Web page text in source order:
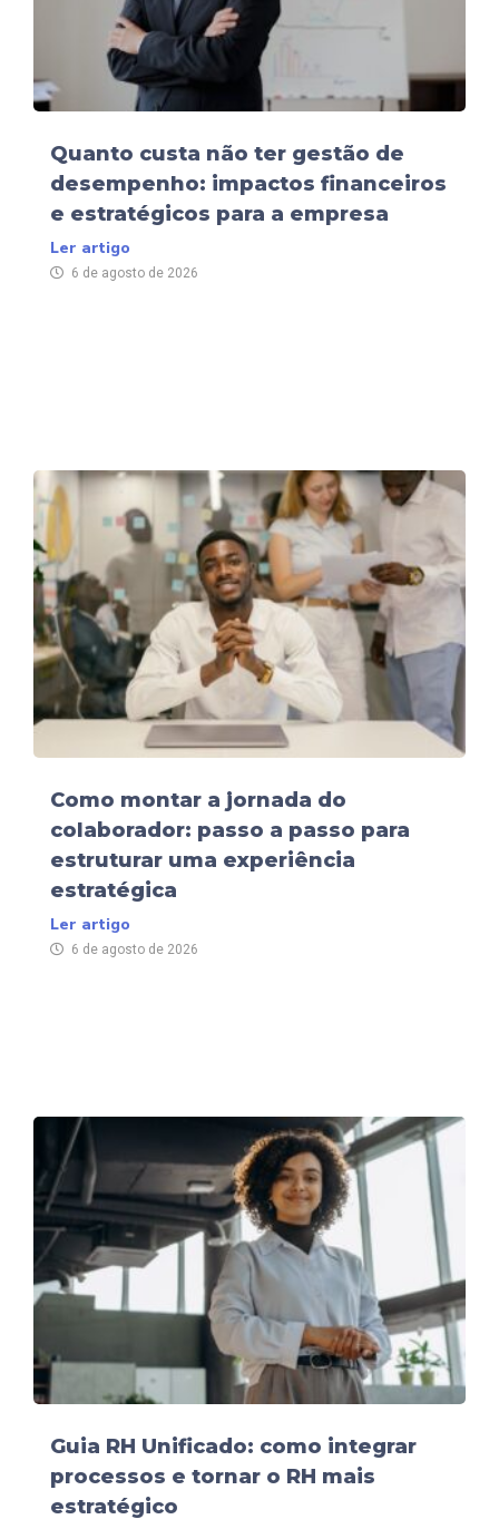
Quanto custa não ter gestão de
desempenho: impactos financeiros
e estratégicos para a empresa
Ler artigo
6 de agosto de 2026
Como montar a jornada do
colaborador: passo a passo para
estruturar uma experiência
estratégica
Ler artigo
6 de agosto de 2026
Guia RH Unificado: como integrar
processos e tornar o RH mais
estratégico